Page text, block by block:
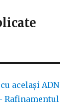
același ADN
Rafinamentul